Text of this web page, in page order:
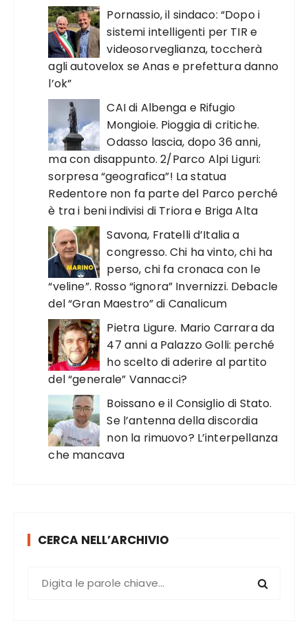
Pornassio, il sindaco: “Dopo i
sistemi intelligenti per TIR e
videosorveglianza, toccherà
agli autovelox se Anas e prefettura danno
l’ok”
CAI di Albenga e Rifugio
Mongioie. Pioggia di critiche.
Odasso lascia, dopo 36 anni,
ma con disappunto. 2/Parco Alpi Liguri:
sorpresa “geografica”! La statua
Redentore non fa parte del Parco perché
è tra i beni indivisi di Triora e Briga Alta
Savona, Fratelli d’Italia a
congresso. Chi ha vinto, chi ha
perso, chi fa cronaca con le
“veline”. Rosso “ignora” Invernizzi. Debacle
del “Gran Maestro” di Canalicum
Pietra Ligure. Mario Carrara da
47 anni a Palazzo Golli: perché
ho scelto di aderire al partito
del “generale” Vannacci?
Boissano e il Consiglio di Stato.
Se l’antenna della discordia
non la rimuovo? L’interpellanza
che mancava
CERCA NELL’ARCHIVIO